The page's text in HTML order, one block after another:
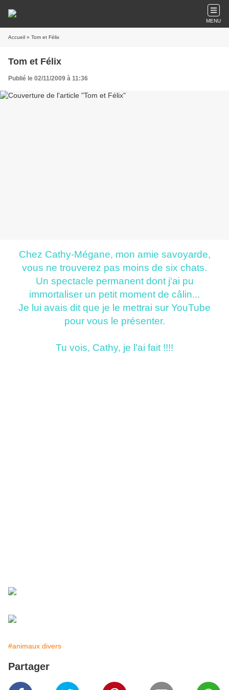
MENU
Accueil » Tom et Félix
Tom et Félix
Publié le 02/11/2009 à 11:36
Chez Cathy-Mégane, mon amie savoyarde,
vous ne trouverez pas moins de six chats.
Un spectacle permanent dont j'ai pu
immortaliser un petit moment de câlin...
Je lui avais dit que je le mettrai sur YouTube
pour vous le présenter.
Tu vois, Cathy, je l'ai fait !!!!
#animaux divers
Partager